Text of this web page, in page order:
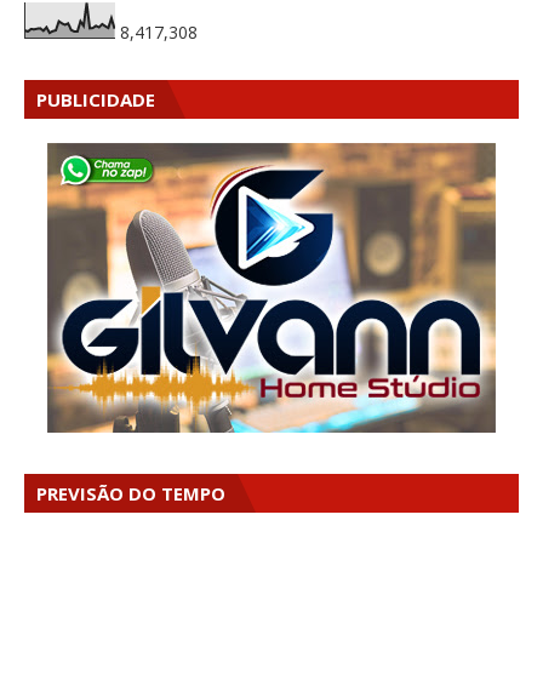
8,417,308
PUBLICIDADE
PREVISÃO DO TEMPO